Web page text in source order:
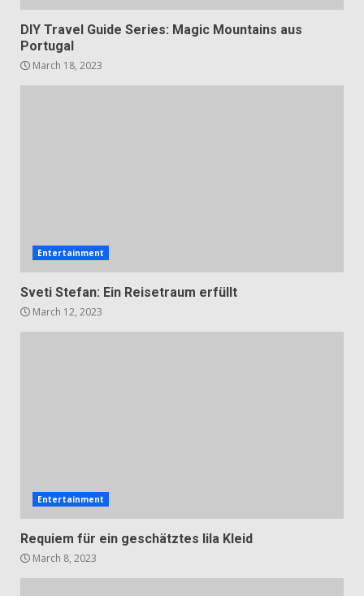
DIY Travel Guide Series: Magic Mountains aus
Portugal
March 18, 2023
Entertainment
Sveti Stefan: Ein Reisetraum erfüllt
March 12, 2023
Entertainment
Requiem für ein geschätztes lila Kleid
March 8, 2023